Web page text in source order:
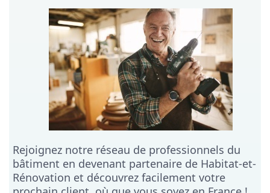
Rejoignez notre réseau de professionnels du
bâtiment en devenant partenaire de Habitat-et-
Rénovation et découvrez facilement votre